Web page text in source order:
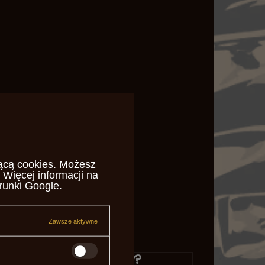
pomocy?
cookies. Możesz
informacji na
Google.
Zawsze aktywne